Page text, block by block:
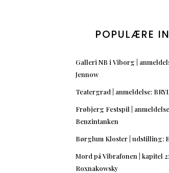
POPULÆRE
Galleri NB i Viborg |
Jennow
Teatergrad | anmeldelse:
Frøbjerg Festspil |
Benzintanken
Børglum Kloster | udstilling:
Mord på Vibrafonen | kapitel
Roxnakowsky